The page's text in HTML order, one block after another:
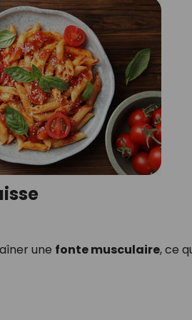
une fonte musculaire, ce